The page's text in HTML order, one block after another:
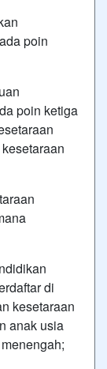
poin
poin ketiga
di
kesetaraan
anak usia